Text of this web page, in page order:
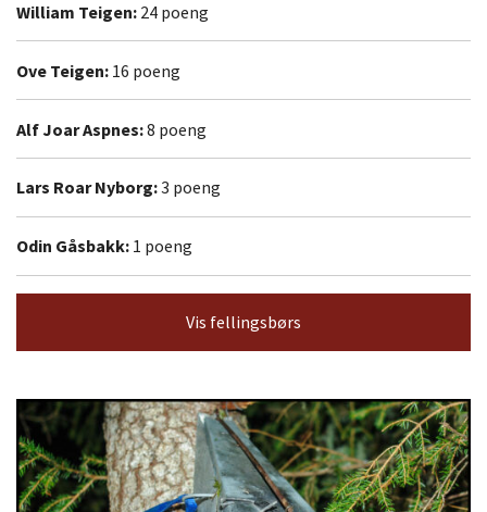
William Teigen: 24 poeng
Ove Teigen: 16 poeng
Alf Joar Aspnes:8 poeng
Lars Roar Nyborg:3 poeng
Odin Gåsbakk: 1 poeng
Vis fellingsbørs